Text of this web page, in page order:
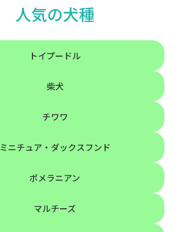
人気の犬種
トイプードル
柴犬
チワワ
ミニチュア・ダックスフンド
ポメラニアン
マルチーズ